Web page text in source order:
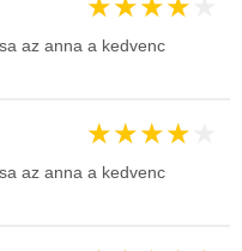
★★★★
az anna a kedvenc
★★★★
az anna a kedvenc